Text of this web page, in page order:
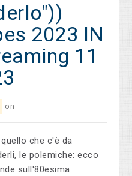
2023 IN
11
on
che c'è da
le polemiche: ecco
sull'80esima